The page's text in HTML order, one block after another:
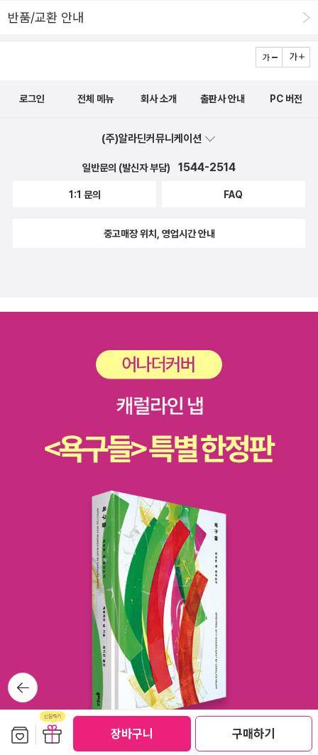
장바구니 구매하기
품이라 할 만하다. 제인과 로체스터를 전통적인 소설 속 미남미녀로
그리지 않고 개성미를 강조한 것도 샬럿 브론테만의 참신함이다. 시
간이 지날수록 빛을 발하는 보석과도 같은 작품인 《제인 에어》는 단
순한 소설적 재미뿐만 아니라 자신의 운명에 새롭게 도전하고 자신
범적으로 그려내어 고전의 참맛을 전한다. 당당한 여성 자아와 존엄,
는 여성의 독립적 자아를 전면에 내세운 최초의 영미 장편소설 중 하
나로 평가받는다. 고아인 제인은 냉혹한 외숙모에게 반항하다가 로우
드 기숙학교로 보내진다. 그곳에서도 불행하게 지내던 제인은 가정교
앞두고 로체스터와 저택의 비밀을 알게 되고 선택의 기로에 선다. 제
사회적 안정을 위해 자신을 부정하지 않고 ‘동등한 한 명의 인간으로
19세기의 문장으로 21세기 메시지를 담아내며 200여 년 가까운 시
반품/교환 안내
뒤로가
기
로그인 전체 메뉴 회사 소개 출판사 안내 PC 버전
(주)알라딘커뮤니케이션
일반문의 (발신자 부담) 1544-2514
1:1 문의 FAQ
중고매장 위치, 영업시간 안내